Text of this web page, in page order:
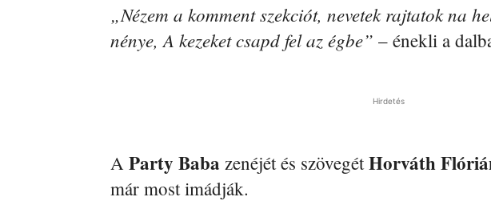
„Nézem a komment szekciót, nevetek rajtatok na
nénye, A kezeket csapd fel az égbe” – énekli a
Hirdetés
A Party Baba zenéjét és szövegétHorváth
már most imádják.